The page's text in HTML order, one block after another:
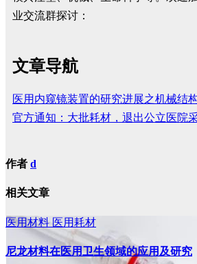
业交流群探讨：
文章导航
医用内窥镜装置的研究进展之机械结
官方通知：大批耗材，退出公立医院
作者 d
相关文章
医用材料 医用耗材
尼龙材料在医用卫生领域的应用及研究